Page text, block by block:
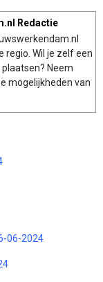
Redactie
regio. Wil je zelf een
Neem
mogelijkheden van
06-2024